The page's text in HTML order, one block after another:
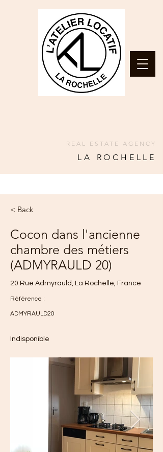
REAL ESTATE AGENCY
LA ROCHELLE
< Back
Cocon dans l'ancienne
chambre des métiers
(ADMYRAULD 20)
20 Rue Admyrauld, La Rochelle, France
Référence :
ADMYRAULD20
Indisponible